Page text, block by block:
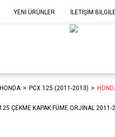
YENİ ÜRÜNLER İLETİŞİM
HONDA PCX 125 (2011-2013)